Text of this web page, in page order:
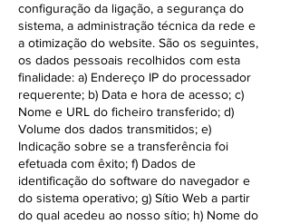
configuração da ligação, a segurança do
sistema, a administração técnica da rede e
a otimização do website. São os seguintes,
os dados pessoais recolhidos com esta
finalidade: a) Endereço IP do processador
requerente; b) Data e hora de acesso; c)
Nome e URL do ficheiro transferido; d)
Volume dos dados transmitidos; e)
Indicação sobre se a transferência foi
efetuada com êxito; f) Dados de
identificação do software do navegador e
do sistema operativo; g) Sítio Web a partir
do qual acedeu ao nosso sítio; h) Nome do